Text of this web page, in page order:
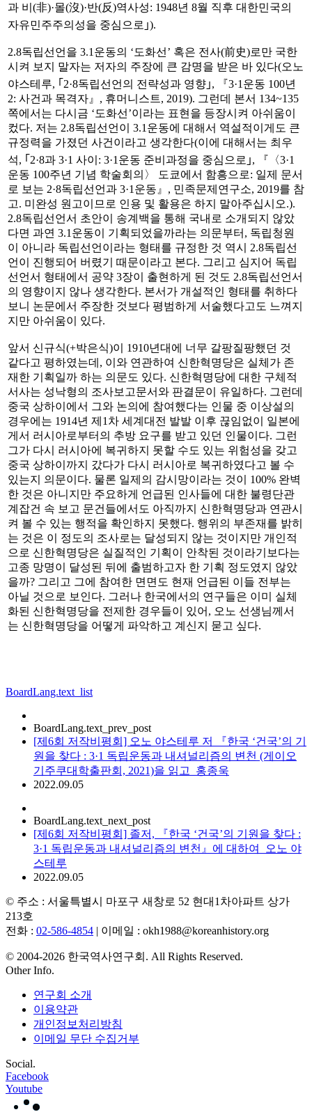
과 비(非)·몰(沒)·반(反)역사성: 1948년 8월 직후 대한민국의
자유민주주의성을 중심으로｣).
2.8독립선언을 3.1운동의 ‘도화선’ 혹은 전사(前史)로만 국한
시켜 보지 말자는 저자의 주장에 큰 감명을 받은 바 있다(오노
야스테루, ｢2·8독립선언의 전략성과 영향｣, 『3·1운동 100년
2: 사건과 목격자』, 휴머니스트, 2019). 그런데 본서 134~135
쪽에서는 다시금 ‘도화선’이라는 표현을 등장시켜 아쉬움이
컸다. 저는 2.8독립선언이 3.1운동에 대해서 역설적이게도 큰
규정력을 가졌던 사건이라고 생각한다(이에 대해서는 최우
석, ｢2·8과 3·1 사이: 3·1운동 준비과정을 중심으로｣, 『〈3·1
운동 100주년 기념 학술회의〉 도쿄에서 함흥으로: 일제 문서
로 보는 2·8독립선언과 3·1운동』, 민족문제연구소, 2019를 참
고. 미완성 원고이므로 인용 및 활용은 하지 말아주십시오.).
2.8독립선언서 초안이 송계백을 통해 국내로 소개되지 않았
다면 과연 3.1운동이 기획되었을까라는 의문부터, 독립청원
이 아니라 독립선언이라는 형태를 규정한 것 역시 2.8독립선
언이 진행되어 버렸기 때문이라고 본다. 그리고 심지어 독립
선언서 형태에서 공약 3장이 출현하게 된 것도 2.8독립선언서
의 영향이지 않나 생각한다. 본서가 개설적인 형태를 취하다
보니 논문에서 주장한 것보다 평범하게 서술했다고도 느껴지
지만 아쉬움이 있다.
앞서 신규식(+박은식)이 1910년대에 너무 갈팡질팡했던 것
같다고 평하였는데, 이와 연관하여 신한혁명당은 실체가 존
재한 기획일까 하는 의문도 있다. 신한혁명당에 대한 구체적
서사는 성낙형의 조사보고문서와 판결문이 유일하다. 그런데
중국 상하이에서 그와 논의에 참여했다는 인물 중 이상설의
경우에는 1914년 제1차 세계대전 발발 이후 끊임없이 일본에
게서 러시아로부터의 추방 요구를 받고 있던 인물이다. 그런
그가 다시 러시아에 복귀하지 못할 수도 있는 위험성을 갖고
중국 상하이까지 갔다가 다시 러시아로 복귀하였다고 볼 수
있는지 의문이다. 물론 일제의 감시망이라는 것이 100% 완벽
한 것은 아니지만 주요하게 언급된 인사들에 대한 불령단관
계잡건 속 보고 문건들에서도 아직까지 신한혁명당과 연관시
켜 볼 수 있는 행적을 확인하지 못했다. 행위의 부존재를 밝히
는 것은 이 정도의 조사로는 달성되지 않는 것이지만 개인적
으로 신한혁명당은 실질적인 기획이 안착된 것이라기보다는
고종 망명이 달성된 뒤에 출범하고자 한 기획 정도였지 않았
을까? 그리고 그에 참여한 면면도 현재 언급된 이들 전부는
아닐 것으로 보인다. 그러나 한국에서의 연구들은 이미 실체
화된 신한혁명당을 전제한 경우들이 있어, 오노 선생님께서
는 신한혁명당을 어떻게 파악하고 계신지 묻고 싶다.
BoardLang.text_list
BoardLang.text_prev_post
[제6회 저작비평회] 오노 야스테루 저 『한국 ‘건국’의 기
원을 찾다 : 3·1 독립운동과 내셔널리즘의 변천 (게이오
기주쿠대학출판회, 2021)을 읽고_홍종욱
2022.09.05
BoardLang.text_next_post
[제6회 저작비평회] 졸저, 『한국 ‘건국’의 기원을 찾다 :
3·1 독립운동과 내셔널리즘의 변천』에 대하여_오노 야
스테루
2022.09.05
© 주소 : 서울특별시 마포구 새창로 52 현대1차아파트 상가
213호
전화 : 02-586-4854 | 이메일 : okh1988@koreanhistory.org
© 2004-2026 한국역사연구회. All Rights Reserved.
Other Info.
연구회 소개
이용약관
개인정보처리방침
이메일 무단 수집거부
Social.
Facebook
Youtube